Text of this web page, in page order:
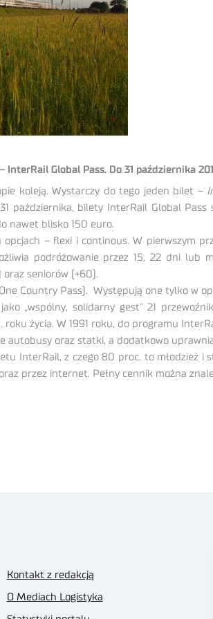
Global Pass. Do 31 października
koleją. Wystarczy do tego jeden bilet –
października, bilety InterRail Global
nawet blisko 150 euro.
– flexi i continous. W pierwszym
podróżowanie przez 15, 22 dni lub
seniorów (+60).
Country Pass). Występują one tylko w
„wspólny, solidarny gest” 21
życia. W 1991 roku, do programu
autobusy oraz statki, a dodatkowo
InterRail, z czego 80 proc. to młodzież i
przez internet. Pełny cennik można
Kontakt z redakcją
O Mediach Logistyka